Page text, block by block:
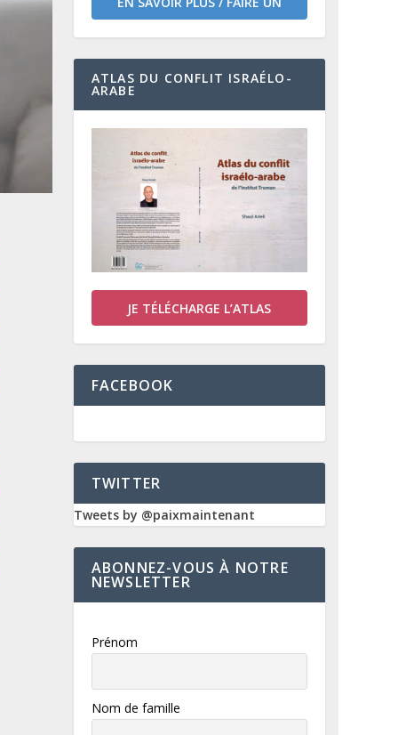
DON
ATLAS DU CONFLIT ISRAÉLO-
ARABE
JE TÉLÉCHARGE L’ATLAS
FACEBOOK
TWITTER
Tweets by @paixmaintenant
ABONNEZ-VOUS À NOTRE
NEWSLETTER
Prénom
Nom de famille